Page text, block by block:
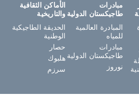
مبادرات
طاجيكستان الدولية
المبادرة العالمية
للمياه
مبادرات
طاجيكستان الدولية
نوروز
الأماكن الثقافية
والتاريخية
الحديقة الطاجيكية
الوطنية
حصار
هلبوك
سرزم